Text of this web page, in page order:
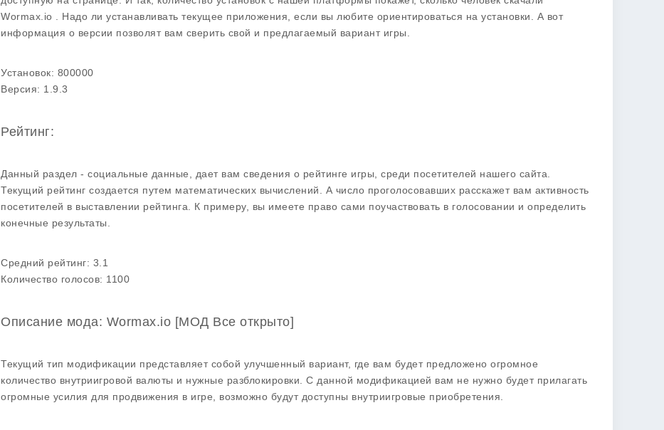
Wormax.io . Надо ли устанавливать текущее приложения, если вы любите ориентироваться на установки. А вот
информация о версии позволят вам сверить свой и предлагаемый вариант игры.
Установок: 800000
Версия: 1.9.3
Рейтинг:
Данный раздел - социальные данные, дает вам сведения о рейтинге игры, среди посетителей нашего сайта.
Текущий рейтинг создается путем математических вычислений. А число проголосовавших расскажет вам активность
посетителей в выставлении рейтинга. К примеру, вы имеете право сами поучаствовать в голосовании и определить
конечные результаты.
Средний рейтинг: 3.1
Количество голосов: 1100
Описание мода: Wormax.io [МОД Все открыто]
Текущий тип модификации представляет собой улучшенный вариант, где вам будет предложено огромное
количество внутриигровой валюты и нужные разблокировки. С данной модификацией вам не нужно будет прилагать
огромные усилия для продвижения в игре, возможно будут доступны внутриигровые приобретения.